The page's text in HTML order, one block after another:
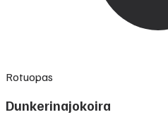
Rotuopas
Dunkerinajokoira